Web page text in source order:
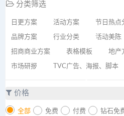
分类筛选
日更方案 活动方案 节日热点
品牌方案 行业分类 活动美陈
招商商业方案 表格模板 地产
市场研报 TVC广告、海报、脚本
价格
全部 免费 付费 钻石免